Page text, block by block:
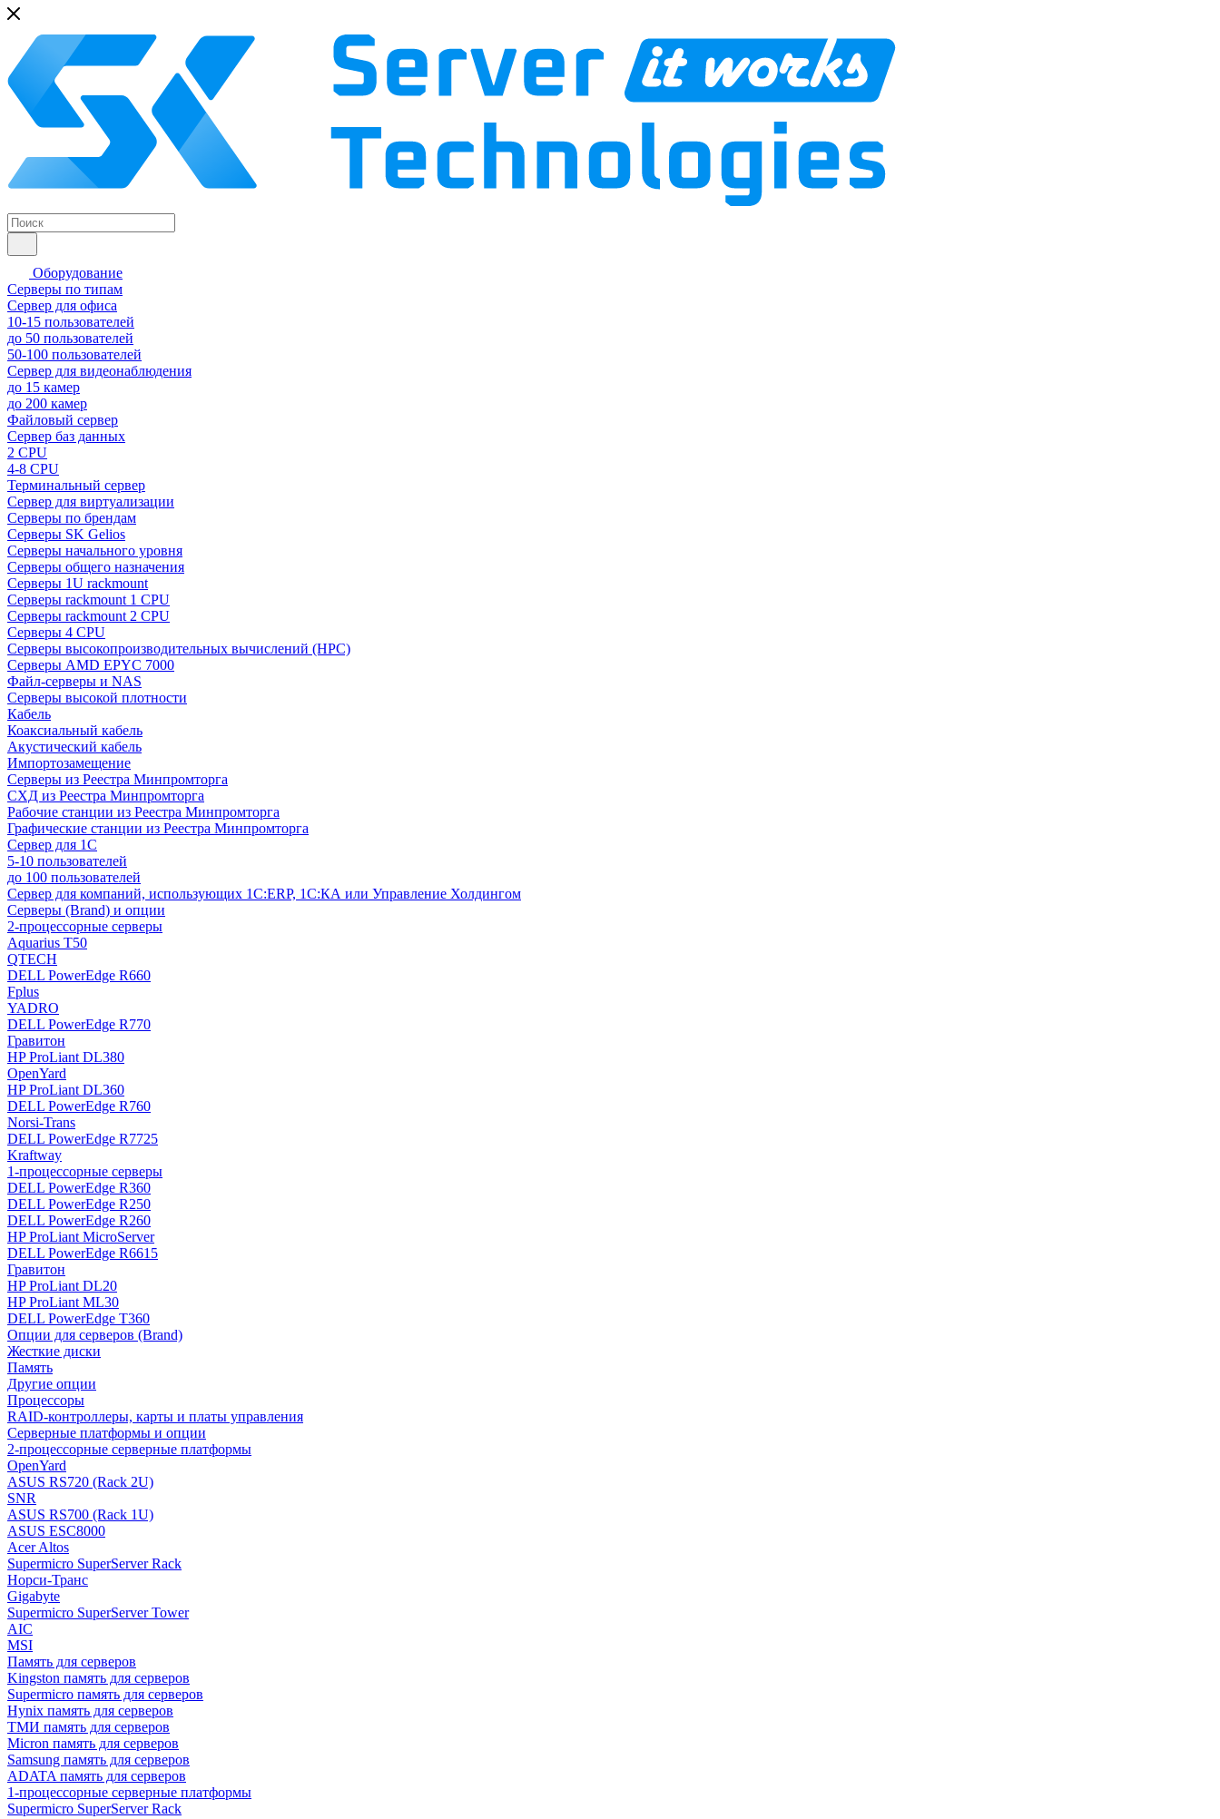
Оборудование
Серверы по типам
Сервер для офиса
10-15 пользователей
до 50 пользователей
50-100 пользователей
Сервер для видеонаблюдения
до 15 камер
до 200 камер
Файловый сервер
Сервер баз данных
2 CPU
4-8 CPU
Терминальный сервер
Сервер для виртуализации
Серверы по брендам
Серверы SK Gelios
Серверы начального уровня
Серверы общего назначения
Серверы 1U rackmount
Серверы rackmount 1 CPU
Серверы rackmount 2 CPU
Серверы 4 CPU
Серверы высокопроизводительных вычислений (HPC)
Серверы AMD EPYC 7000
Файл-серверы и NAS
Серверы высокой плотности
Кабель
Коаксиальный кабель
Акустический кабель
Импортозамещение
Серверы из Реестра Минпромторга
СХД из Реестра Минпромторга
Рабочие станции из Реестра Минпромторга
Графические станции из Реестра Минпромторга
Сервер для 1С
5-10 пользователей
до 100 пользователей
Сервер для компаний, использующих 1C:ERP, 1С:КА или Управление Холдингом
Серверы (Brand) и опции
2-процессорные серверы
Aquarius T50
QTECH
DELL PowerEdge R660
Fplus
YADRO
DELL PowerEdge R770
Гравитон
HP ProLiant DL380
OpenYard
HP ProLiant DL360
DELL PowerEdge R760
Norsi-Trans
DELL PowerEdge R7725
Kraftway
1-процессорные серверы
DELL PowerEdge R360
DELL PowerEdge R250
DELL PowerEdge R260
HP ProLiant MicroServer
DELL PowerEdge R6615
Гравитон
HP ProLiant DL20
HP ProLiant ML30
DELL PowerEdge T360
Опции для серверов (Brand)
Жесткие диски
Память
Другие опции
Процессоры
RAID-контроллеры, карты и платы управления
Серверные платформы и опции
2-процессорные серверные платформы
OpenYard
ASUS RS720 (Rack 2U)
SNR
ASUS RS700 (Rack 1U)
ASUS ESC8000
Acer Altos
Supermicro SuperServer Rack
Норси-Транс
Gigabyte
Supermicro SuperServer Tower
AIC
MSI
Память для серверов
Kingston память для серверов
Supermicro память для серверов
Hynix память для серверов
ТМИ память для серверов
Micron память для серверов
Samsung память для серверов
ADATA память для серверов
1-процессорные серверные платформы
Supermicro SuperServer Rack